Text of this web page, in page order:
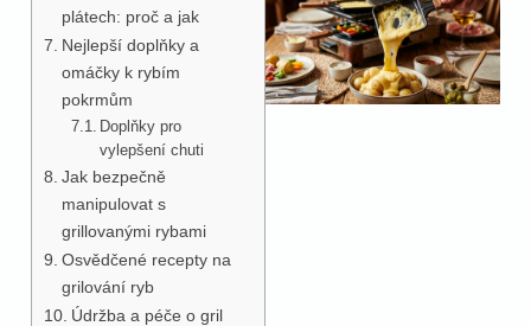
plátech: proč a jak
Nejlepší doplňky a
omáčky k rybím
pokrmům
Doplňky pro
vylepšení chuti
Jak bezpečně
manipulovat s
grillovanými rybami
Osvědčené recepty na
grilování ryb
Údržba a péče o gril